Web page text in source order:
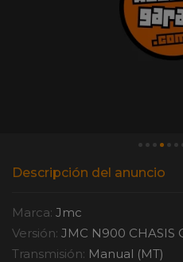
Descripción del anuncio
Marca: Jmc
Versión: JMC N900 CHASIS
Transmisión: Manual (MT)